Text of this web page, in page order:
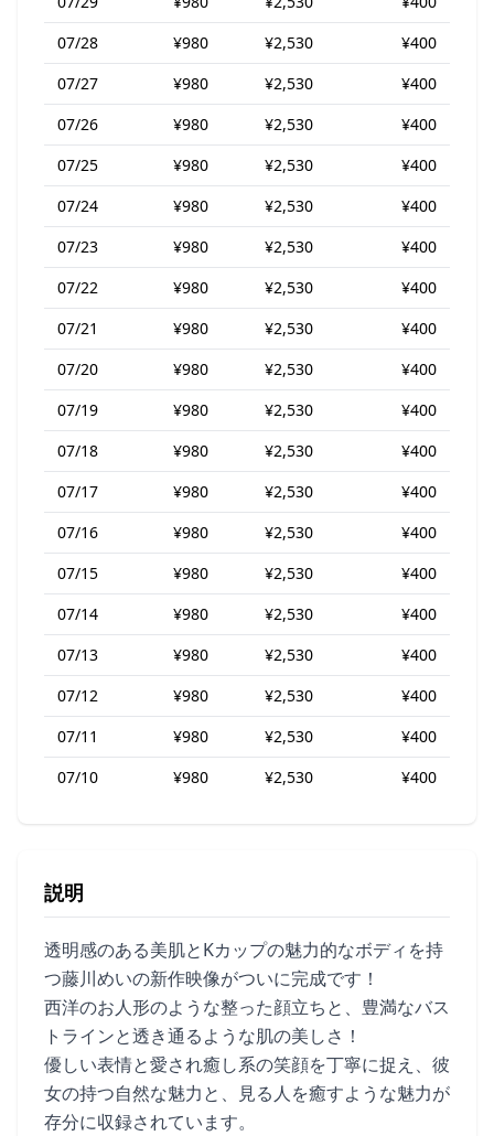
07/28
¥980 ¥2,530
¥400
07/27
¥980 ¥2,530
¥400
07/26
¥980 ¥2,530
¥400
07/25
¥980 ¥2,530
¥400
07/24
¥980 ¥2,530
¥400
07/23
¥980 ¥2,530
¥400
07/22
¥980 ¥2,530
¥400
07/21
¥980 ¥2,530
¥400
07/20
¥980 ¥2,530
¥400
07/19
¥980 ¥2,530
¥400
07/18
¥980 ¥2,530
¥400
07/17
¥980 ¥2,530
¥400
07/16
¥980 ¥2,530
¥400
07/15
¥980 ¥2,530
¥400
07/14
¥980 ¥2,530
¥400
07/13
¥980 ¥2,530
¥400
07/12
¥980 ¥2,530
¥400
07/11
¥980 ¥2,530
¥400
07/10
¥980 ¥2,530 ¥400
説明
透明感のある美肌とKカップの魅力的なボディを持
つ藤川めいの新作映像がついに完成です！
西洋のお人形のような整った顔立ちと、豊満なバス
トラインと透き通るような肌の美しさ！
優しい表情と愛され癒し系の笑顔を丁寧に捉え、彼
女の持つ自然な魅力と、見る人を癒すような魅力が
存分に収録されています。